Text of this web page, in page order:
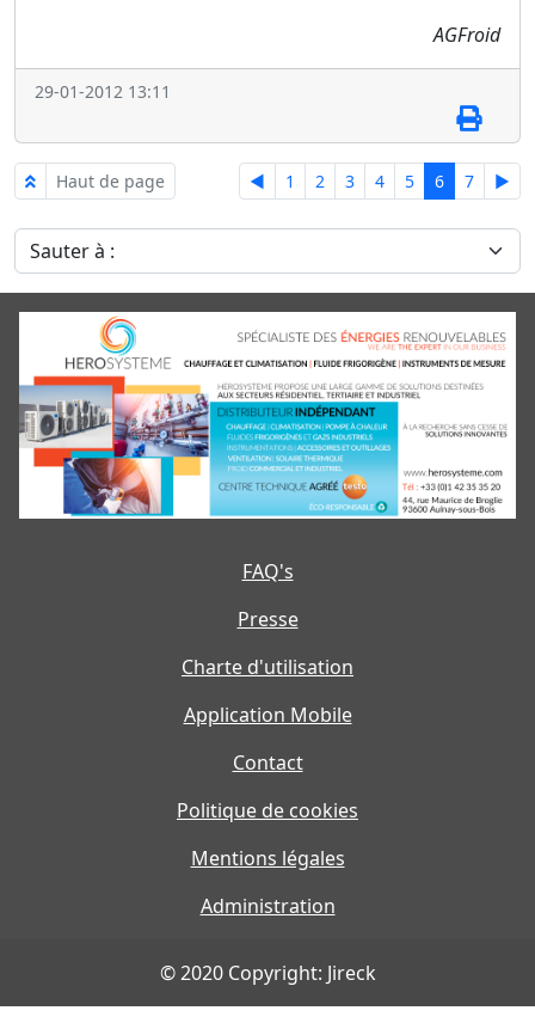
AGFroid
29-01-2012 13:11
Haut de page ◄ 1 2 3 4 5 6 7 ►
Sauter à :
FAQ's
Presse
Charte d'utilisation
Application Mobile
Contact
Politique de cookies
Mentions légales
Administration
© 2020 Copyright: Jireck